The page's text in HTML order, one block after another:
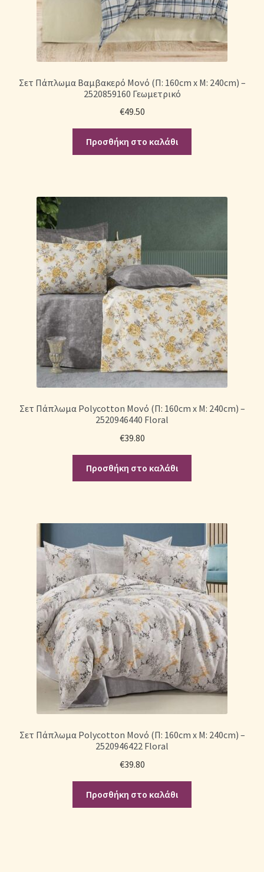
Σετ Πάπλωμα Βαμβακερό Μονό (Π: 160cm x Μ: 240cm) –
2520859160 Γεωμετρικό
€49.50
Προσθήκη στο καλάθι
Σετ Πάπλωμα Polycotton Μονό (Π: 160cm x Μ: 240cm) –
2520946440 Floral
€39.80
Προσθήκη στο καλάθι
Σετ Πάπλωμα Polycotton Μονό (Π: 160cm x Μ: 240cm) –
2520946422 Floral
€39.80
Προσθήκη στο καλάθι